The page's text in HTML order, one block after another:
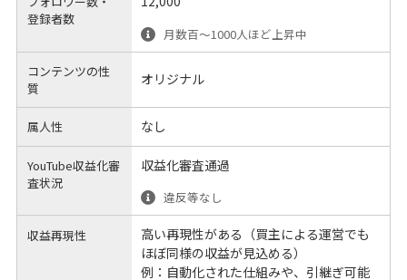
登録者数
月数百〜1000人ほど上昇中
コンテンツの性
質
オリジナル
属人性 なし
YouTube収益化審
査状況
収益化審査通過
違反等なし
収益再現性
高い再現性がある（買主による運営でも
ほぼ同様の収益が見込める）
例：自動化された仕組みや、引継ぎ可能